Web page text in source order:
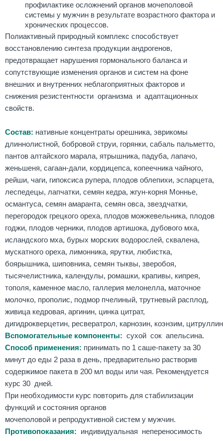
профилактике осложнений органов мочеполовой
системы у мужчин в результате возрастного фактора и
хронических процессов.
Полиактивный природный комплекс способствует
восстановлению синтеза продукции андрогенов,
предотвращает нарушения гормонального баланса и
сопутствующие изменения органов и систем на фоне
внешних и внутренних неблагоприятных факторов и
снижения резистентности организма и адаптационных
свойств.
Состав: нативные концентраты орешника, эврикомы
длиннолистной, бобровой струи, горянки, сабаль пальметто,
пантов алтайского марала, ятрышника, падуба, лапачо,
женьшеня, сагаан-дали, кордицепса, копеечника чайного,
рейши, чаги, гипоксиса рупера, плодов облепихи, эспарцета,
леспедецы, лапчатки, семян кедра, жгун-корня Моннье,
османтуса, семян амаранта, семян овса, звездчатки,
перегородок грецкого ореха, плодов можжевельника, плодов
годжи, плодов черники, плодов артишока, дубового мха,
исландского мха, бурых морских водорослей, сквалена,
мускатного ореха, лимонника, ярутки, любистка,
боярышника, шиповника, семян тыквы, зверобоя,
тысячелистника, календулы, ромашки, крапивы, кипрея,
тополя, каменное масло, галлерия мелонелла, маточное
молочко, прополис, подмор пчелиный, трутневый расплод,
живица кедровая, аргинин, цинка цитрат,
дигидрокверцетин, ресвератрол, карнозин, коэнзим,
Вспомогательные компоненты: сухой сок апельсина.
Способ применения: принимать по 1 саше-пакету за 30
минут до еды 2 раза в день, предварительно растворив
содержимое пакета в 200 мл воды или чая. Рекомендуется
курс 30 дней.
При необходимости курс повторить для стабилизации
функций и состояния органов
мочеполовой и репродуктивной систем у мужчин.
Противопоказания: индивидуальная непереносимость